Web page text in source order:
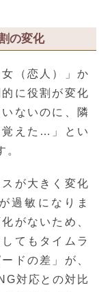
の変化
（恋人）」か
に役割が変化
ないのに、隣
覚えた…」とい
が大きく変化
過敏になりま
がないため、
てもタイムラ
ドの差」が、
対応との対比